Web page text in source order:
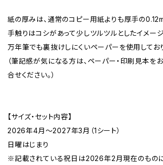
紙の厚みは、通常のコピー用紙よりも厚手の
手触りはコシがあって少しツルツルとしたイメージ
万年筆でも裏抜けしにくいペーパーを使用してお
（筆記感が気になる方は、ペーパー・印刷見本を
合せください。）
【サイズ・セット内容】
2026年4月〜2027年3月（1シート）
日曜はじまり
※記載されている祝日は2026年2月現在のものに